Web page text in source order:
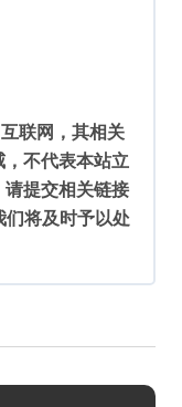
联网，其相关
不代表本站立
提交相关链接
将及时予以处